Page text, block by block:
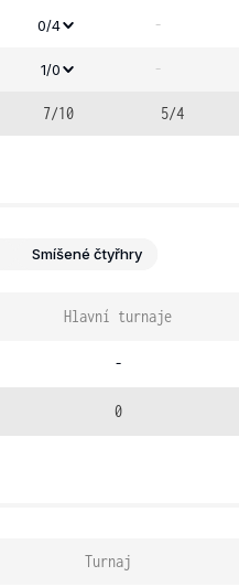
0/4 -
1/0 -
7/10 5/4
Smíšené čtyřhry
Hlavní turnaje
-
0
Turnaj